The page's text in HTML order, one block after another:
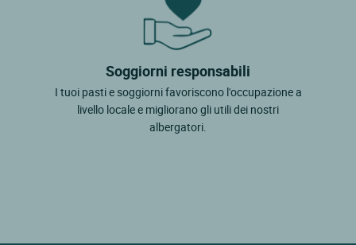
Soggiorni responsabili
I tuoi pasti e soggiorni favoriscono l'occupazione a
livello locale e migliorano gli utili dei nostri
albergatori.